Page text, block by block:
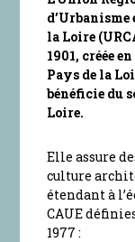
d’Urbanisme
la Loire
1901, créée
Pays de la
bénéficie du
Loire.
Elle assure
culture
étendant à
CAUE
1977 :